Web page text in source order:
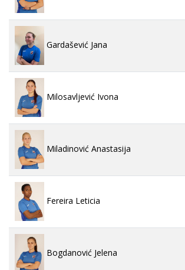
Gardašević Jana
Milosavljević Ivona
Miladinović Anastasija
Fereira Leticia
Bogdanović Jelena